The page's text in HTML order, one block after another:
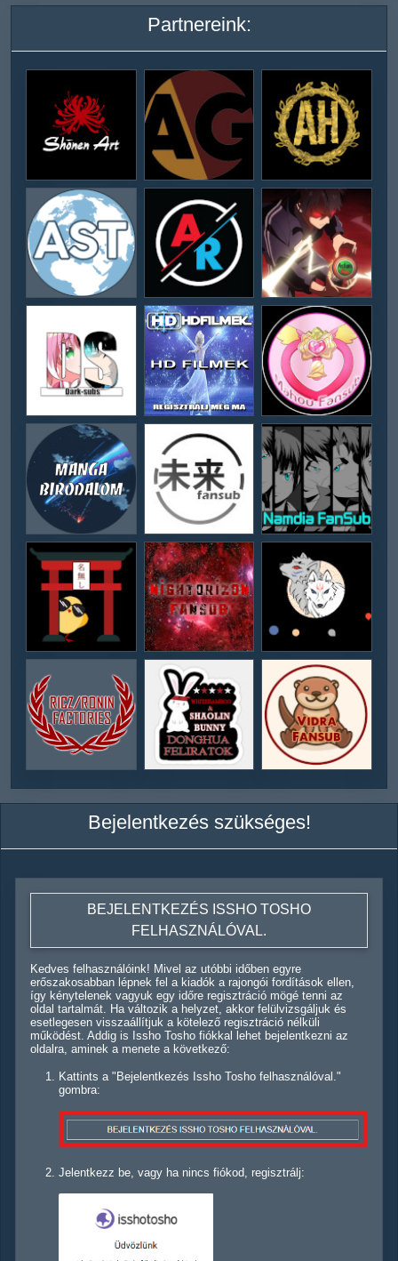
Partnereink:
Bejelentkezés szükséges!
BEJELENTKEZÉS ISSHO TOSHO
FELHASZNÁLÓVAL.
Kedves felhasználóink! Mivel az utóbbi időben egyre
erőszakosabban lépnek fel a kiadók a rajongói fordítások ellen,
így kénytelenek vagyuk egy időre regisztráció mögé tenni az
oldal tartalmát. Ha változik a helyzet, akkor felülvizsgáljuk és
esetlegesen visszaállítjuk a kötelező regisztráció nélküli
működést. Addig is Issho Tosho fiókkal lehet bejelentkezni az
oldalra, aminek a menete a következő:
Kattints a "Bejelentkezés Issho Tosho felhasználóval."
gombra:
Jelentkezz be, vagy ha nincs fiókod, regisztrálj: